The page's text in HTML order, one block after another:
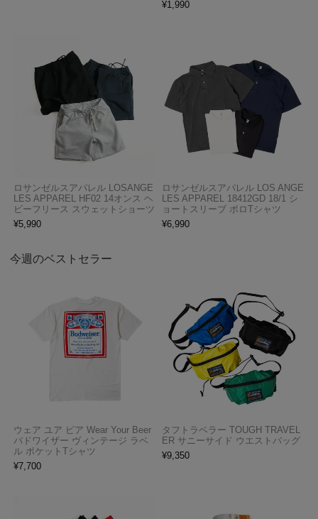
¥1,990
ロサンゼルスアパレル LOSANGE
LES APPAREL HF02 14オンス ヘ
ビーフリース スウェットショーツ
¥5,990
ロサンゼルスアパレル LOS ANGE
LES APPAREL 18412GD 18/1 シ
ョートスリーブ ポロTシャツ
¥6,990
今週のベストセラー
ウェア ユア ビア Wear Your Beer
バドワイザー ヴィンテージ ラベ
ル ポケットTシャツ
¥7,700
タフトラベラー TOUGH TRAVEL
ER サニーサイド ウエストバッグ
¥9,350